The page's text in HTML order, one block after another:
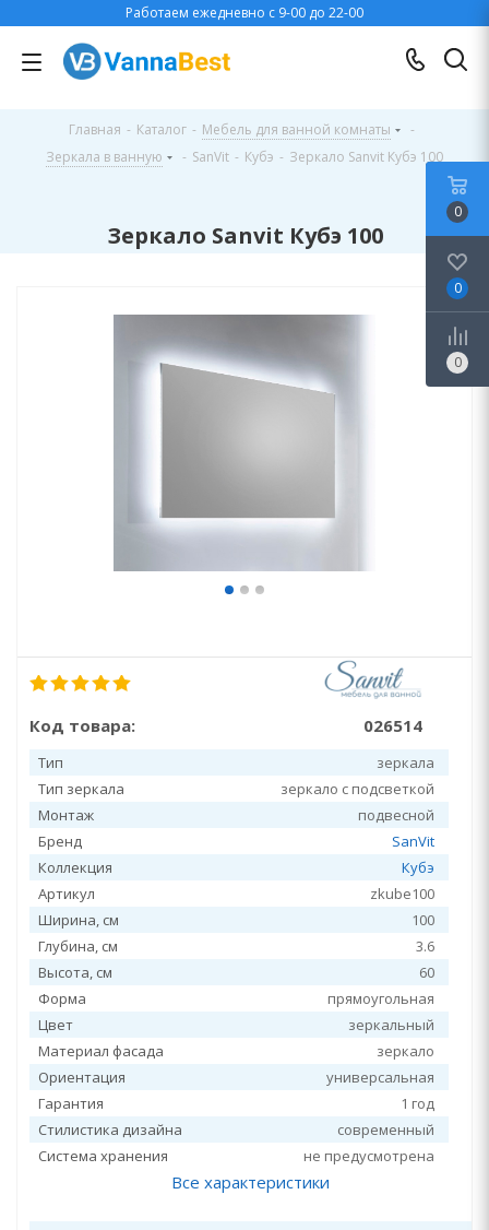
Работаем ежедневно с 9-00 до 22-00
Главная - Каталог - Мебель для ванной комнаты
-
Зеркала в ванную
- SanVit - Кубэ - Зеркало Sanvit Кубэ 100
Зеркало Sanvit Кубэ 100
Код товара: 026514
Тип
зеркала
Тип зеркала
зеркало с подсветкой
Монтаж
подвесной
Бренд
SanVit
Коллекция
Кубэ
Артикул
zkube100
Ширина, см
100
Глубина, см
3.6
Высота, см
60
Форма
прямоугольная
Цвет
зеркальный
Материал фасада
зеркало
Ориентация
универсальная
Гарантия
1 год
Стилистика дизайна
современный
Система хранения
не предусмотрена
Все характеристики
0
0
0